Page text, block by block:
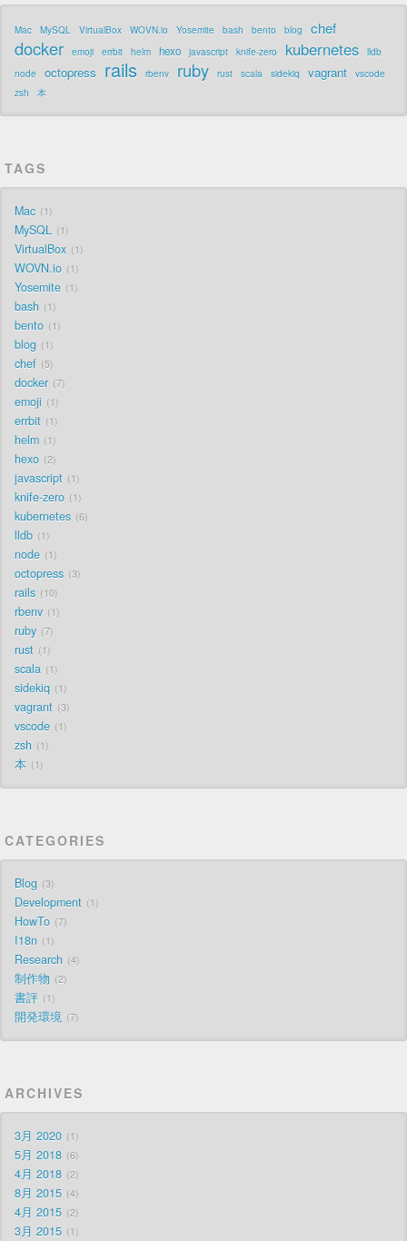
Mac MySQL VirtualBox WOVN.io Yosemite bash bento blog chef
docker emoji errbit helm hexo javascript knife-zero kubernetes
lldb
node
octopress rails rbenv ruby rust scala sidekiq vagrant
vscode
zsh
本
TAGS
Mac 1
MySQL 1
VirtualBox 1
WOVN.io 1
Yosemite 1
bash 1
bento 1
blog 1
chef 5
docker 7
emoji 1
errbit 1
helm 1
hexo 2
javascript 1
knife-zero 1
kubernetes 6
lldb 1
node 1
octopress 3
rails 10
rbenv 1
ruby 7
rust 1
scala 1
sidekiq 1
vagrant 3
vscode 1
zsh 1
本 1
CATEGORIES
Blog 3
Development 1
HowTo 7
I18n 1
Research 4
制作物 2
書評 1
開発環境 7
ARCHIVES
3月 2020 1
5月 2018 6
4月 2018 2
8月 2015 4
4月 2015 2
3月 2015 1